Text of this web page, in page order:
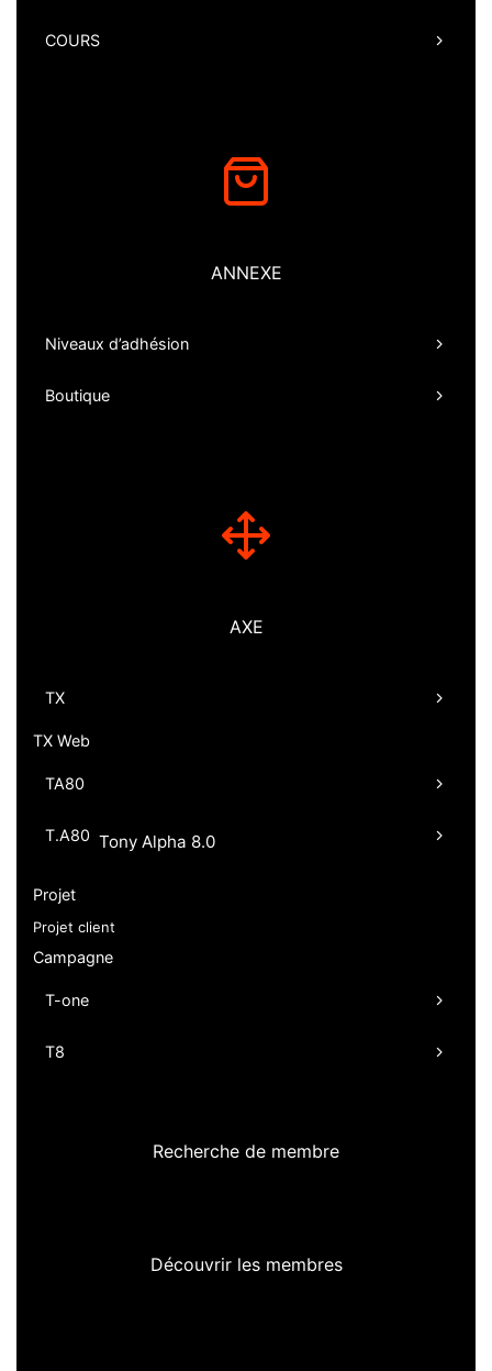
COURS
ANNEXE
Niveaux d’adhésion
Boutique
AXE
TX
TX Web
TA80
T.A80 Tony Alpha 8.0
Projet
Projet client
Campagne
T-one
T8
Recherche de membre
Découvrir les membres